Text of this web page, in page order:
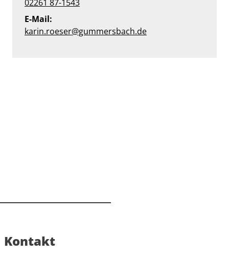
02261 87-1543
E-Mail:
karin.roeser@gummersbach.de
Kontakt